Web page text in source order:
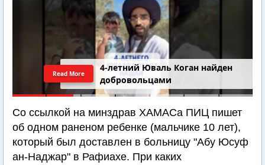
4-летний Юваль Коган найден
добровольцами
Read More
Со ссылкой на минздрав ХАМАСа ПИЦ пишет
об одном раненом ребенке (мальчике 10 лет),
который был доставлен в больницу "Абу Юсуф
ан-Наджар" в Рафиахе. При каких